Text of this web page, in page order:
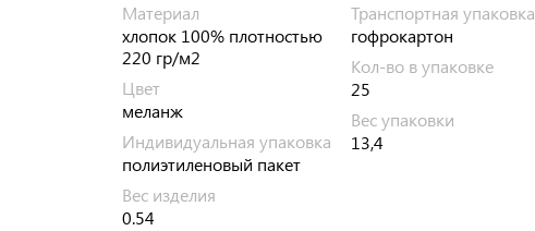
Материал
хлопок 100% плотностью
220 гр/м2
Цвет
меланж
Индивидуальная упаковка
полиэтиленовый пакет
Вес изделия
0.54
Транспортная упаковка
гофрокартон
Кол-во в упаковке
25
Вес упаковки
13,4